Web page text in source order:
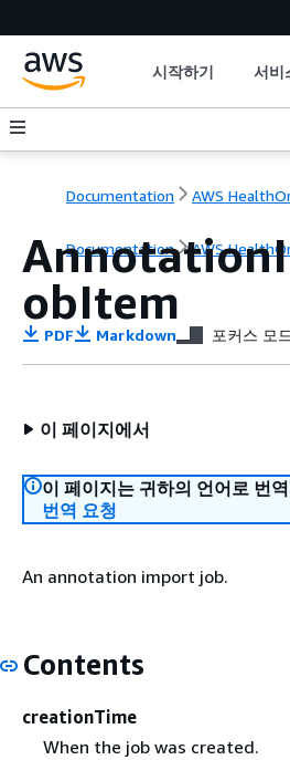
시작하기 서비
Documentation AWS
Documentation AWS
obItem
PDF Markdown 포커스 모드
이 페이지에서
이 페이지는 귀하의 언어로 번
번역 요청
An annotation import job.
Contents
creationTime
When the job was created.